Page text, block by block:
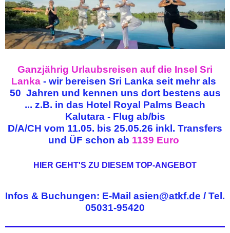
Ganzjährig Urlaubsreisen auf die Insel Sri
Lanka - wir bereisen Sri Lanka seit mehr als
50 Jahren und kennen uns dort bestens aus
... z.B. in das Hotel Royal Palms Beach
Kalutara - Flug ab/bis
D/A/CH vom 11.05. bis 25.05.26 inkl. Transfers
und ÜF schon ab 1139 Euro
HIER GEHT'S ZU DIESEM TOP-ANGEBOT
Infos & Buchungen: E-Mail asien@atkf.de / Tel.
05031-95420